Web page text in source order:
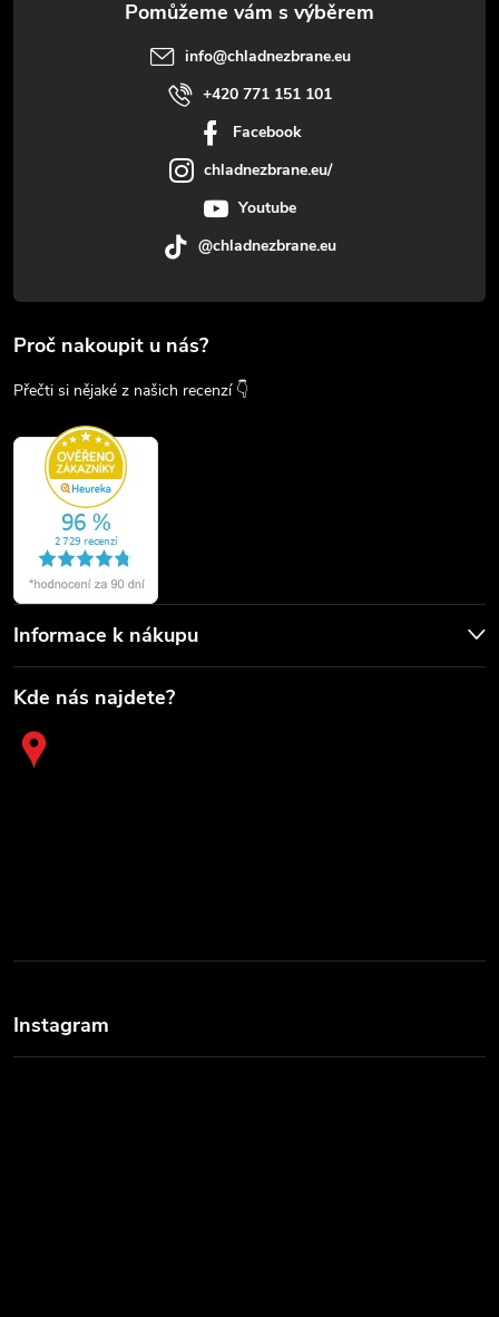
info@chladnezbrane.eu
+420 771 151 101
Facebook
chladnezbrane.eu/
Youtube
@chladnezbrane.eu
Proč nakoupit u nás?
Přečti si nějaké z našich recenzí 👇
Informace k nákupu
Kde nás najdete?
Instagram